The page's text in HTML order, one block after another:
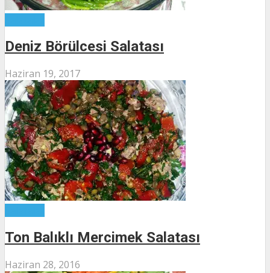
Deniz Börülcesi Salatası
Haziran 19, 2017
Ton Balıklı Mercimek Salatası
Haziran 28, 2016